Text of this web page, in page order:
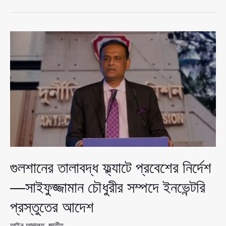
নির্দেশ,
ম্যাজিস্ট্রেট
নিয়োগে
আদালতের
আদেশ
গুলশানের তালাবদ্ধ ফ্ল্যাটে প্রবেশের নির্দেশ
—সাইফুজ্জামান চৌধুরীর সম্পদে ইনভেন্টরি
প্রস্তুতের আদেশ